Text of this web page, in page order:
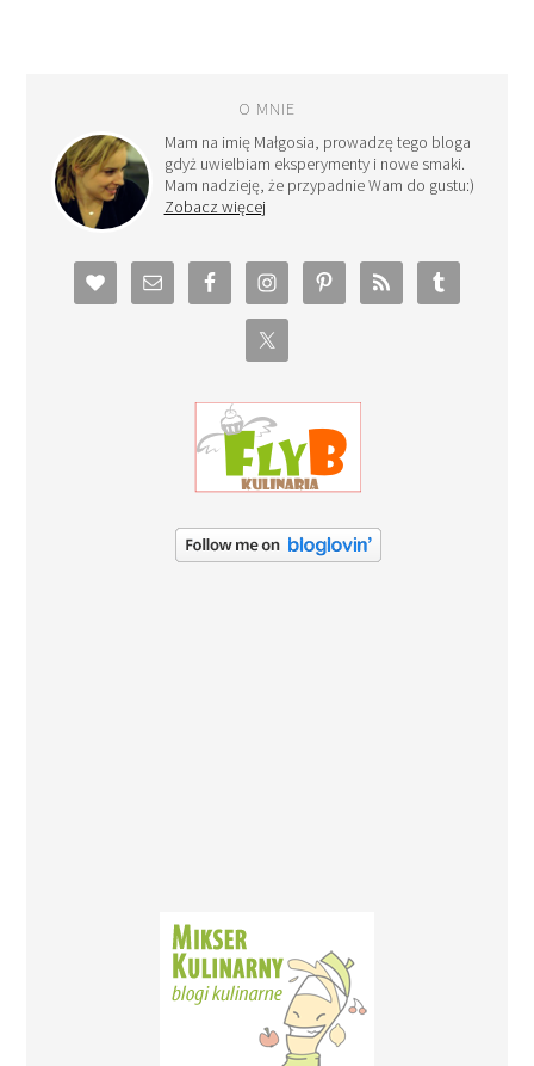
O MNIE
Mam na imię Małgosia, prowadzę tego bloga
gdyż uwielbiam eksperymenty i nowe smaki.
Mam nadzieję, że przypadnie Wam do gustu:)
Zobacz więcej